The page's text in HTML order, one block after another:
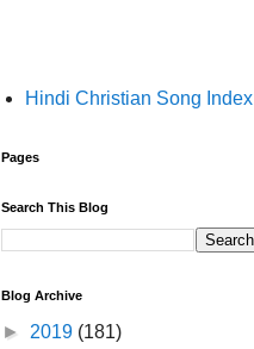
Hindi Christian Song Index
Pages
Search This Blog
Blog Archive
► 2019 (181)